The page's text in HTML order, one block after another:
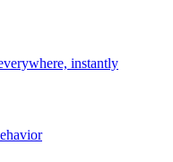
instantly